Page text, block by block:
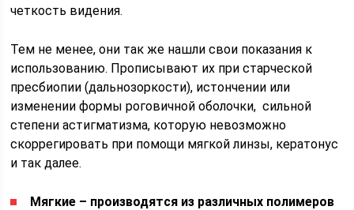
четкость видения.
Тем не менее, они так же нашли свои показания к
использованию. Прописывают их при старческой
пресбиопии (дальнозоркости), истончении или
изменении формы роговичной оболочки, сильной
степени астигматизма, которую невозможно
скоррегировать при помощи мягкой линзы, кератонус
и так далее.
Мягкие – производятся из различных полимеров